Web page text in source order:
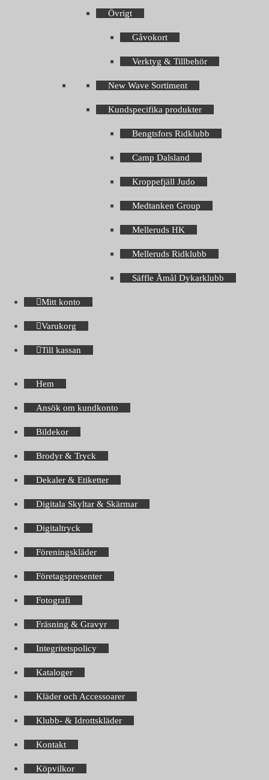
Övrigt
Gåvokort
Verktyg & Tillbehör
New Wave Sortiment
Kundspecifika produkter
Bengtsfors Ridklubb
Camp Dalsland
Kroppefjäll Judo
Medtanken Group
Melleruds HK
Melleruds Ridklubb
Säffle Åmål Dykarklubb
Mitt konto
Varukorg
Till kassan
Hem
Ansök om kundkonto
Bildekor
Brodyr & Tryck
Dekaler & Etiketter
Digitala Skyltar & Skärmar
Digitaltryck
Föreningskläder
Företagspresenter
Fotografi
Fräsning & Gravyr
Integritetspolicy
Kataloger
Kläder och Accessoarer
Klubb- & Idrottskläder
Kontakt
Köpvilkor